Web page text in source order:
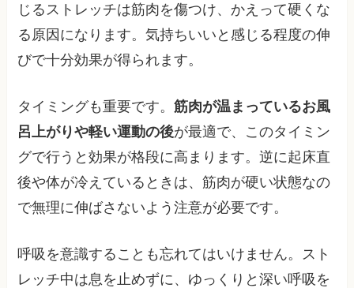
じるストレッチは筋肉を傷つけ、かえって硬くな
る原因になります。気持ちいいと感じる程度の伸
びで十分効果が得られます。
タイミングも重要です。筋肉が温まっているお風
呂上がりや軽い運動の後が最適で、このタイミン
グで行うと効果が格段に高まります。逆に起床直
後や体が冷えているときは、筋肉が硬い状態なの
で無理に伸ばさないよう注意が必要です。
呼吸を意識することも忘れてはいけません。スト
レッチ中は息を止めずに、ゆっくりと深い呼吸を